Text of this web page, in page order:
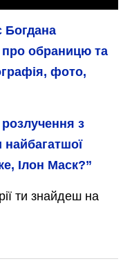
Богдана
обраницю та
фото,
з
Ілон Маск?”
ти знайдеш на